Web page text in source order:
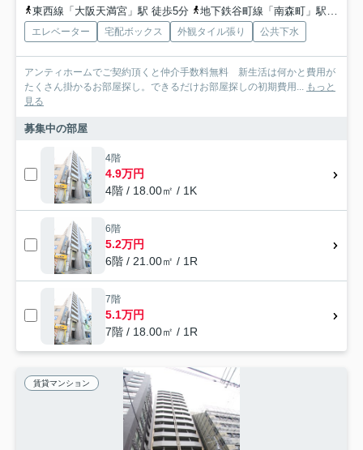
東西線「大阪天満宮」駅 徒歩5分
地下鉄谷町線「南森町」駅 徒歩8分
エレベーター 宅配ボックス 外観タイル張り 公共下水
アンティホームでご契約頂くと仲介手数料無料 新生活は何かと費用が
たくさん掛かるお部屋探し。できるだけお部屋探しの初期費用... もっと
見る
募集中の部屋
4階
4.9万円
4階 / 18.00㎡ / 1K
6階
5.2万円
6階 / 21.00㎡ / 1R
7階
5.1万円
7階 / 18.00㎡ / 1R
賃貸マンション